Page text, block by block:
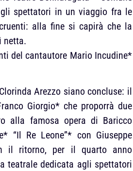
gli spettatori in un viaggio fra le
alla fine si capirà che la
netta.
del cantautore Mario Incudine*
Arezzo siano concluse: il
Giorgio* che proporrà due
alla famosa opera di Baricco
“Il Re Leone”* con Giuseppe
il ritorno, per il quarto anno
teatrale dedicata agli spettatori